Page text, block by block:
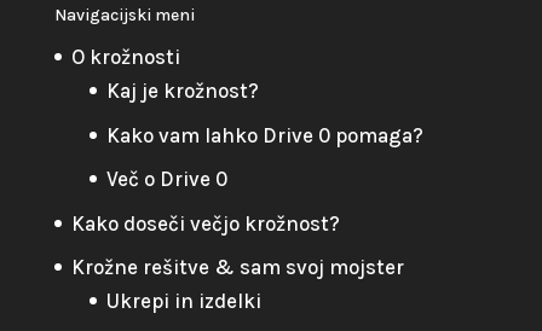
Navigacijski meni
O krožnosti
Kaj je krožnost?
Kako vam lahko Drive 0 pomaga?
Več o Drive 0
Kako doseči večjo krožnost?
Krožne rešitve & sam svoj mojster
Ukrepi in izdelki